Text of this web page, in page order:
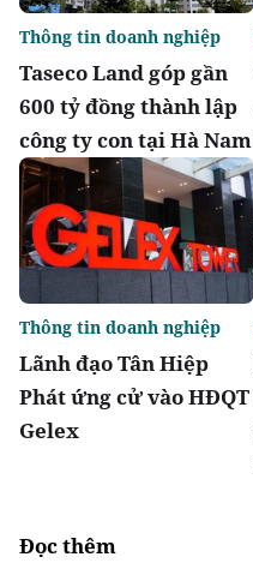
Taseco Land góp gần
600 tỷ đồng thành lập
công ty con tại Hà Nam
Thông tin doanh nghiệp
Lãnh đạo Tân Hiệp
Phát ứng cử vào HĐQT
Gelex
Thông tin doanh nghiệp
Đọc thêm